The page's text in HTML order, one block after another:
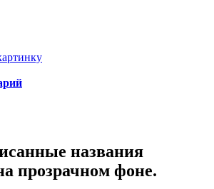
названия
прозрачном фоне.